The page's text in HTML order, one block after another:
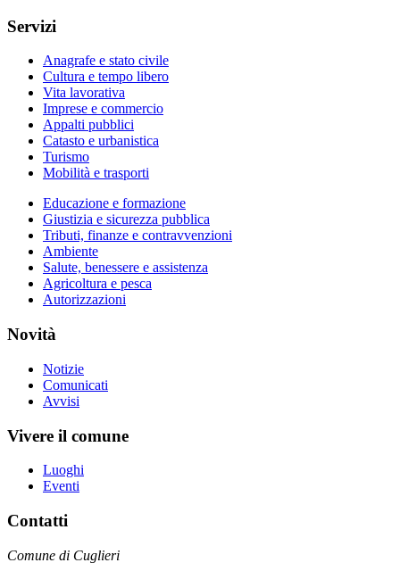
Servizi
Anagrafe e stato civile
Cultura e tempo libero
Vita lavorativa
Imprese e commercio
Appalti pubblici
Catasto e urbanistica
Turismo
Mobilità e trasporti
Educazione e formazione
Giustizia e sicurezza pubblica
Tributi, finanze e contravvenzioni
Ambiente
Salute, benessere e assistenza
Agricoltura e pesca
Autorizzazioni
Novità
Notizie
Comunicati
Avvisi
Vivere il comune
Luoghi
Eventi
Contatti
Comune di Cuglieri